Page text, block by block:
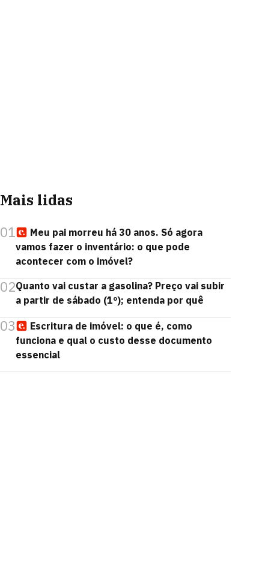
Mais lidas
01
Meu pai morreu há 30 anos. Só agora
vamos fazer o inventário: o que pode
acontecer com o imóvel?
02Quanto vai custar a gasolina? Preço vai subir
a partir de sábado (1º); entenda por quê
03
Escritura de imóvel: o que é, como
funciona e qual o custo desse documento
essencial